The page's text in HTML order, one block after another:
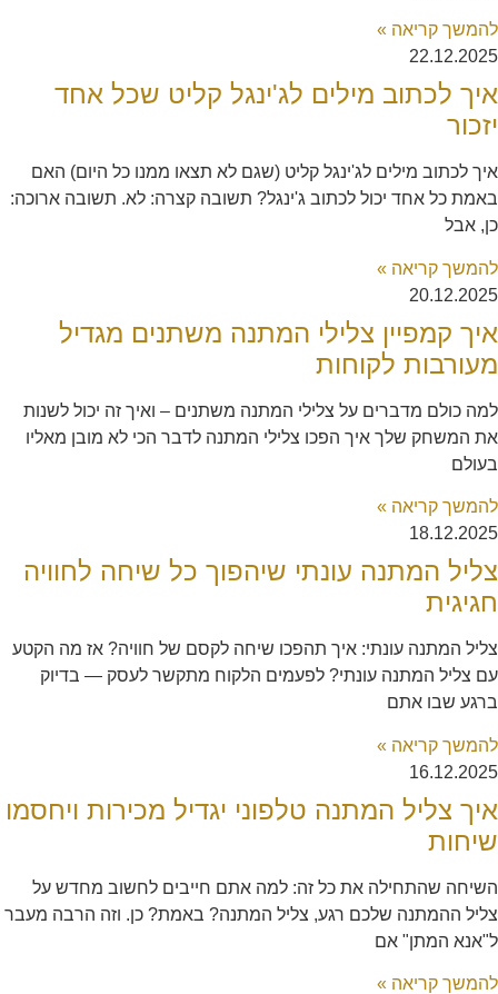
להמשך קריאה »
22.12.2025
איך לכתוב מילים לג'ינגל קליט שכל אחד
יזכור
איך לכתוב מילים לג'ינגל קליט (שגם לא תצאו ממנו כל היום) האם
באמת כל אחד יכול לכתוב ג'ינגל? תשובה קצרה: לא. תשובה ארוכה:
כן, אבל
להמשך קריאה »
20.12.2025
איך קמפיין צלילי המתנה משתנים מגדיל
מעורבות לקוחות
למה כולם מדברים על צלילי המתנה משתנים – ואיך זה יכול לשנות
את המשחק שלך איך הפכו צלילי המתנה לדבר הכי לא מובן מאליו
בעולם
להמשך קריאה »
18.12.2025
צליל המתנה עונתי שיהפוך כל שיחה לחוויה
חגיגית
צליל המתנה עונתי: איך תהפכו שיחה לקסם של חוויה? אז מה הקטע
עם צליל המתנה עונתי? לפעמים הלקוח מתקשר לעסק — בדיוק
ברגע שבו אתם
להמשך קריאה »
16.12.2025
איך צליל המתנה טלפוני יגדיל מכירות ויחסמו
שיחות
השיחה שהתחילה את כל זה: למה אתם חייבים לחשוב מחדש על
צליל ההמתנה שלכם רגע, צליל המתנה? באמת? כן. וזה הרבה מעבר
ל"אנא המתן" אם
להמשך קריאה »